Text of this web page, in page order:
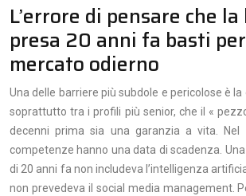
L’errore di pensare che
presa 20 anni fa basti
mercato odierno
Una delle barriere più subdole e pericolose è
soprattutto tra i profili più senior, che il «
decenni prima sia una garanzia a vita. Nel
competenze hanno una data di scadenza.
di 20 anni fa non includeva l’intelligenza
non prevedeva il social media management.